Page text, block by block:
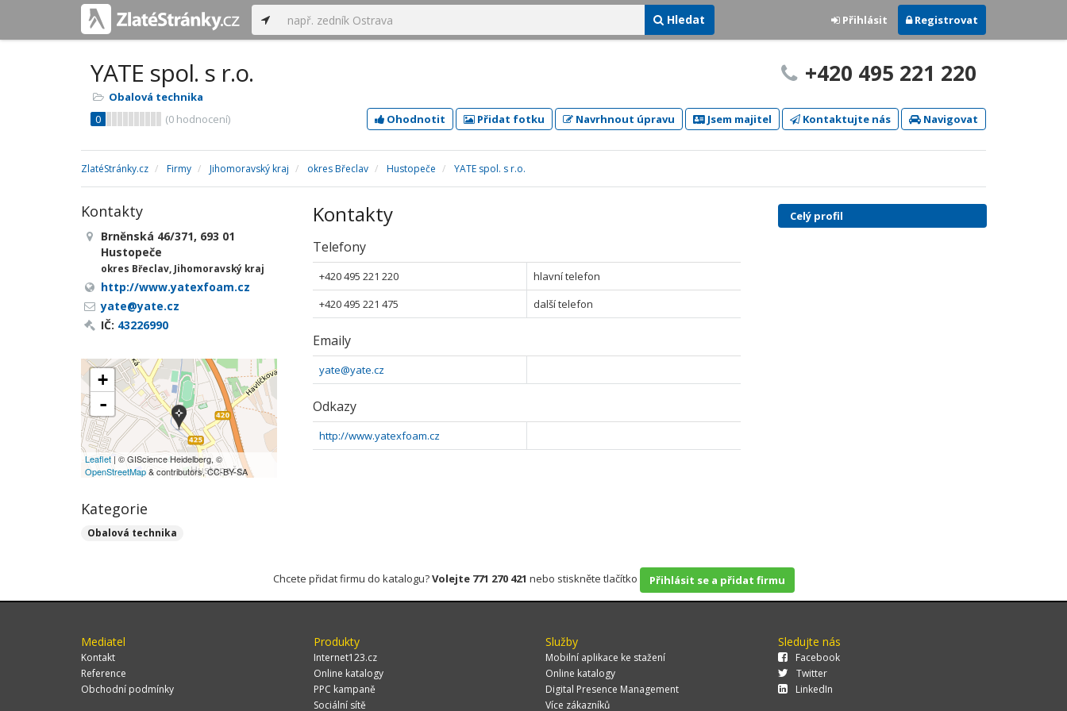
Hledat Přihlásit Registrovat
YATE spol. s r.o.
Obalová technika
0
(0 hodnocení)
+420 495 221 220
Ohodnotit Přidat fotku Navrhnout úpravu Jsem majitel Kontaktujte nás Navigovat
ZlatéStránky.cz Firmy Jihomoravský kraj okres Břeclav Hustopeče YATE spol. s r.o.
Kontakty
Telefony
+420 495 221 220
hlavní telefon
+420 495 221 475
další telefon
Emaily
yate@yate.cz
Odkazy
http://www.yatexfoam.cz
Kontakty
Brněnská 46/371, 693 01
Hustopeče
okres Břeclav, Jihomoravský kraj
http://www.yatexfoam.cz
yate@yate.cz
IČ: 43226990
+
-
Leaflet | © GIScience Heidelberg, ©
OpenStreetMap& contributors, CC-BY-SA
Kategorie
Obalová technika
Celý profil
Chcete přidat firmu do katalogu?Volejte 771 270 421 nebo stiskněte tlačítko Přihlásit se a přidat firmu
Mediatel
Kontakt
Reference
Obchodní podmínky
Produkty
Internet123.cz
Online katalogy
PPC kampaně
Sociální sítě
Služby
Mobilní aplikace ke stažení
Online katalogy
Digital Presence Management
Více zákazníků
Sledujte nás
Facebook
Twitter
LinkedIn